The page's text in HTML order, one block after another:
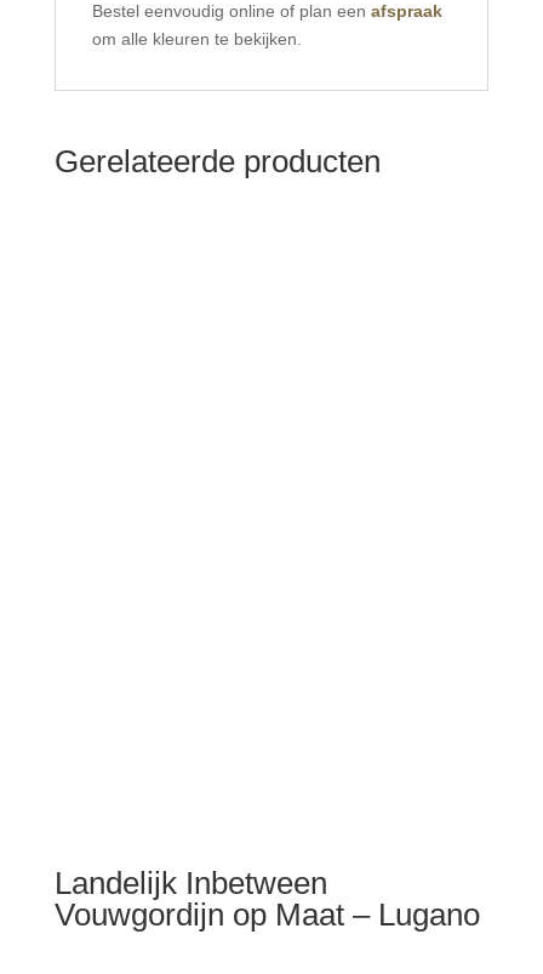
Bestel eenvoudig online of plan een afspraak
om alle kleuren te bekijken.
Gerelateerde producten
Landelijk Inbetween
Vouwgordijn op Maat – Lugano